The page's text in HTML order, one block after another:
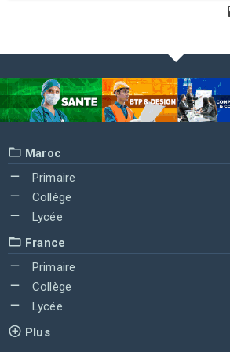
Maroc
Primaire
Collège
Lycée
France
Primaire
Collège
Lycée
Plus